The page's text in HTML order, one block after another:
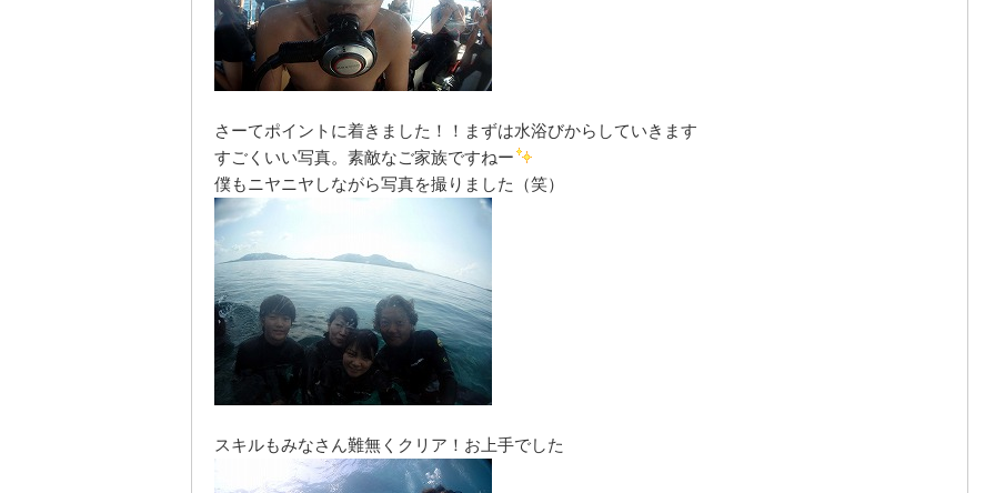
さーてポイントに着きました！！まずは水浴びからしていきます
すごくいい写真。素敵なご家族ですねー
僕もニヤニヤしながら写真を撮りました（笑）
スキルもみなさん難無くクリア！お上手でした